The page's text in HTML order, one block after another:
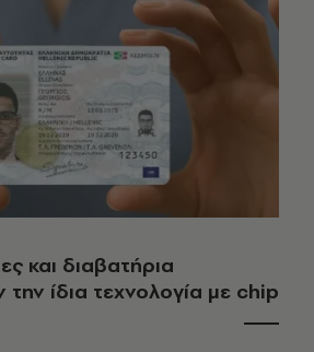
και διαβατήρια
την ίδια τεχνολογία με chip